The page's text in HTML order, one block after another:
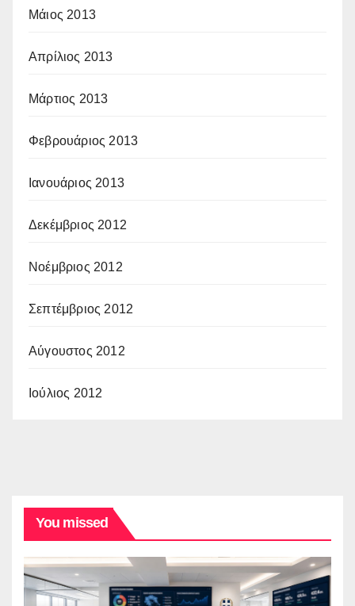
Μάιος 2013
Απρίλιος 2013
Μάρτιος 2013
Φεβρουάριος 2013
Ιανουάριος 2013
Δεκέμβριος 2012
Νοέμβριος 2012
Σεπτέμβριος 2012
Αύγουστος 2012
Ιούλιος 2012
You missed